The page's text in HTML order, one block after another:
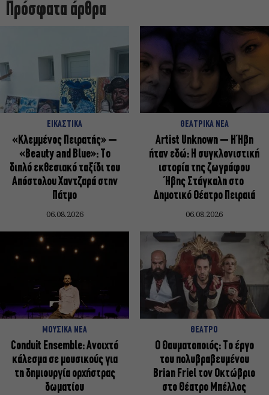
Πρόσφατα άρθρα
ΕΙΚΑΣΤΙΚΑ
«Κλεμμένος Πειρατής» –
«Beauty and Blue»: Το
διπλό εκθεσιακό ταξίδι του
Απόστολου Χαντζαρά στην
Πάτμο
06.08.2026
ΘΕΑΤΡΙΚΑ ΝΕΑ
Artist Unknown – Η Ήβη
ήταν εδώ: Η συγκλονιστική
ιστορία της ζωγράφου
Ήβης Στάγκαλη στο
Δημοτικό Θέατρο Πειραιά
06.08.2026
ΜΟΥΣΙΚΑ ΝΕΑ
Conduit Ensemble: Ανοιχτό
κάλεσμα σε μουσικούς για
τη δημιουργία ορχήστρας
δωματίου
ΘΕΑΤΡΟ
Ο Θαυματοποιός: Το έργο
του πολυβραβευμένου
Brian Friel τον Οκτώβριο
στο Θέατρο Μπέλλος